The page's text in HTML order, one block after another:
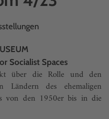
Socialist Spaces
über die Rolle und den
des ehemaligen
von den 1950er bis in die